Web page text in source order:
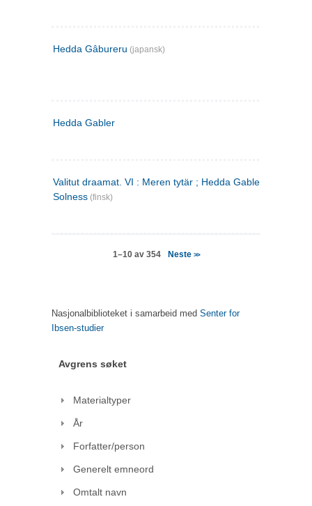
Hedda Gâbureru (japansk)
Hedda Gabler
Valitut draamat. VI : Meren tytär ; Hedda Gabler ;
Solness (finsk)
1–10 av 354 Neste >>
Nasjonalbiblioteket i samarbeid med Senter for
Ibsen-studier
Avgrens søket
Materialtyper
År
Forfatter/person
Generelt emneord
Omtalt navn